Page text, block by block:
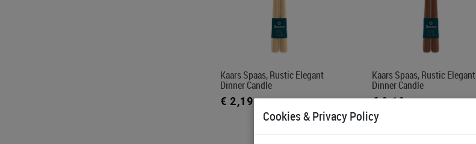
Kaars Spaas, Rustic Elegant
Dinner Candle
€ 2,19
Kaars Spaas, Rustic Elegant
Dinner Candle
€ 2,19
Cookies & Privacy Policy